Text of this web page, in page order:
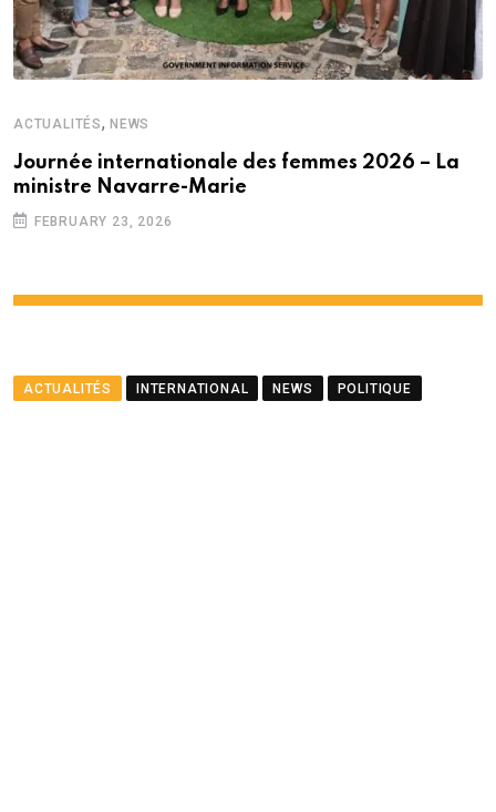
ACTUALITÉS, NEWS
Journée internationale des femmes 2026 – La
ministre Navarre-Marie
FEBRUARY 23, 2026
ACTUALITÉS INTERNATIONAL NEWS POLITIQUE